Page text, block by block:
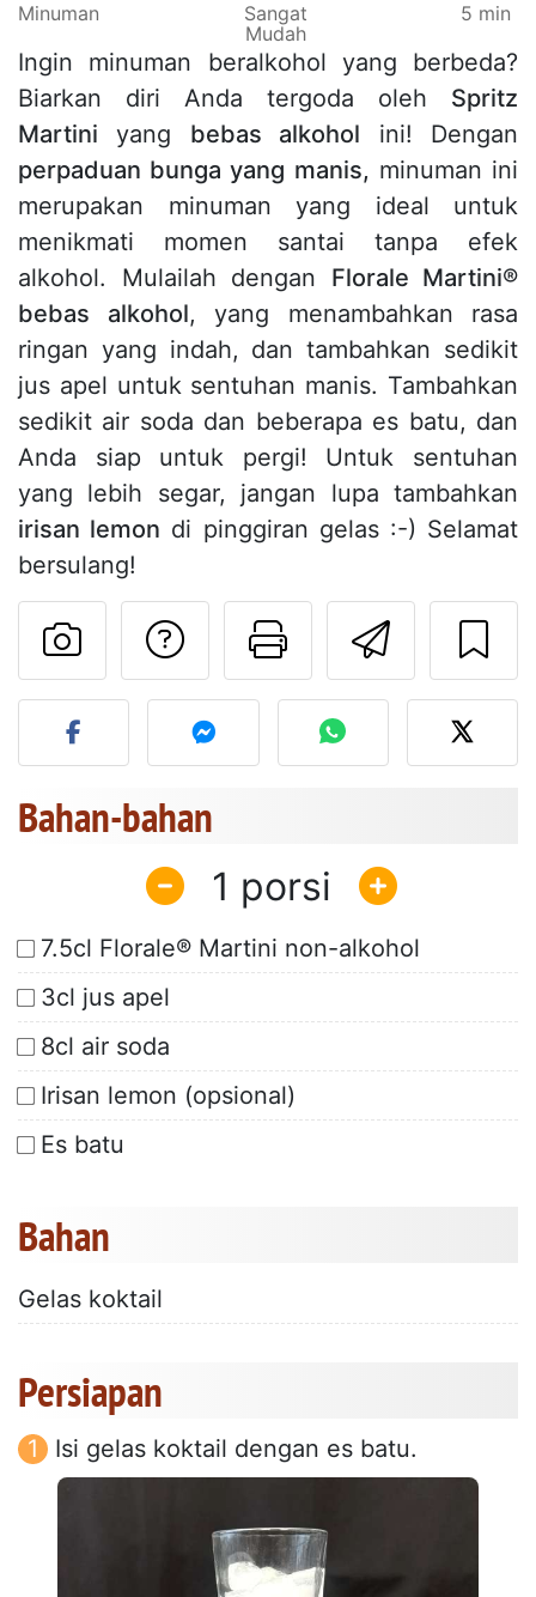
Minuman
Sangat
Mudah
5 min
Ingin minuman beralkohol yang berbeda?
Biarkan diri Anda tergoda oleh Spritz
Martini yang bebas alkohol ini! Dengan
perpaduan bunga yang manis, minuman ini
merupakan minuman yang ideal untuk
menikmati momen santai tanpa efek
alkohol. Mulailah dengan Florale Martini®
bebas alkohol, yang menambahkan rasa
ringan yang indah, dan tambahkan sedikit
jus apel untuk sentuhan manis. Tambahkan
sedikit air soda dan beberapa es batu, dan
Anda siap untuk pergi! Untuk sentuhan
yang lebih segar, jangan lupa tambahkan
irisan lemon di pinggiran gelas :-) Selamat
bersulang!
Kirim
Cetak
Mengajukan
Unggah foto Anda dari
Bahan-bahan
1
7.5cl Florale® Martini non-alkohol
3cl jus apel
8cl air soda
Irisan lemon (opsional)
Es batu
Bahan
Gelas koktail
Persiapan
Isi gelas koktail dengan es batu.